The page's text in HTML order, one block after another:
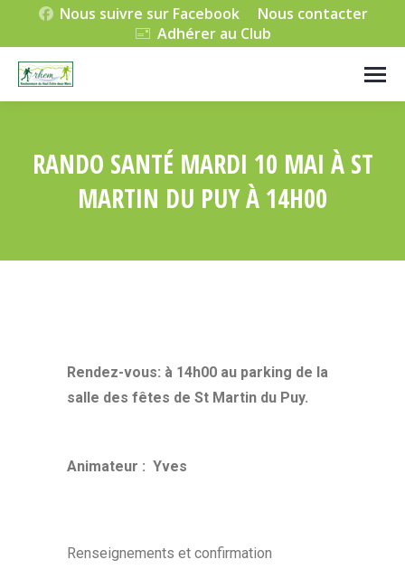
Nous suivre sur Facebook
Nous contacter
Adhérer au Club
RANDO SANTÉ MARDI 10 MAI À ST
MARTIN DU PUY À 14H00
Rendez-vous: à 14h00 au parking de la
salle des fêtes de St Martin du Puy.
Animateur : Yves
Renseignements et confirmation